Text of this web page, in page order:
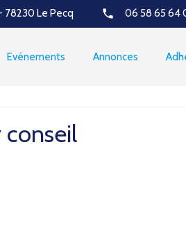
78230 Le Pecq phone 06 58 65 64
Evénements Annonces
conseil